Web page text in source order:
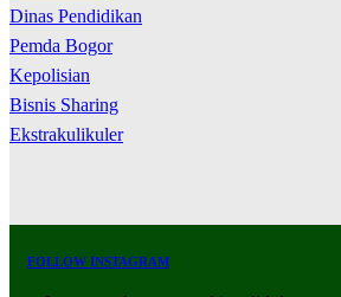
Dinas Pendidikan
Pemda Bogor
Kepolisian
Bisnis Sharing
Ekstrakulikuler
FOLLOW INSTAGRAM